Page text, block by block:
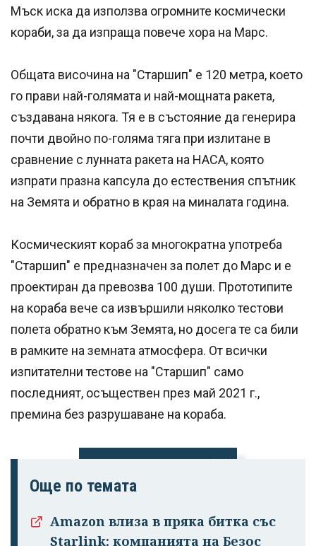
Успешно
профила си!
Мъск иска да използва огромните космически
кораби, за да изпраща повече хора на Марс.
Общата височина на "Старшип" е 120 метра, което
го прави най-голямата и най-мощната ракета,
създавана някога. Тя е в състояние да генерира
почти двойно по-голяма тяга при излитане в
сравнение с лунната ракета на НАСА, която
изпрати празна капсула до естествения спътник
на Земята и обратно в края на миналата година.
Космическият кораб за многократна употреба
"Старшип" е предназначен за полет до Марс и е
проектиран да превозва 100 души. Прототипите
на кораба вече са извършили няколко тестови
полета обратно към Земята, но досега те са били
в рамките на земната атмосфера. От всички
изпитателни тестове на "Старшип" само
последният, осъществен през май 2021 г.,
премина без разрушаване на кораба.
Още по темата
Amazon влиза в пряка битка със
Starlink: компанията на Безос